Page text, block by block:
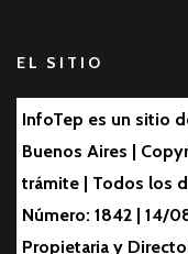
EL SITIO
InfoTep es un sitio
Buenos Aires |
trámite | Todos los
Número: 1842 | 14/
Propietaria y